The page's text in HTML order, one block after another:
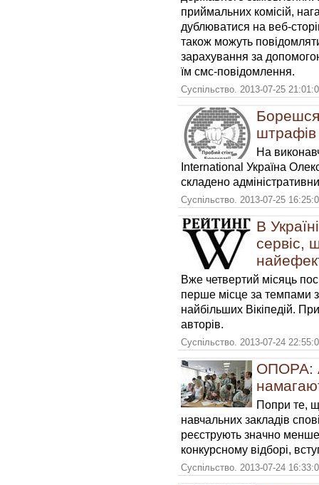
приймальних комісій,
дублюватися на веб-
також можуть
зарахування за
їм смс-повідомлення.
Суспільство. 2013-07-25
штрафів
На
International Україна
складено
Суспільство. 2013-07-25
В
сервіс,
Вже четвертий місяць
перше місце за темпами
найбільших Вікіпедій.
авторів.
Суспільство. 2013-07-24
ОПОРА:
Попри те,
навчальних закладів
реєструють значно менше
конкурсному відборі,
Суспільство. 2013-07-24